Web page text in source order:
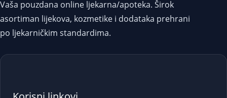
Vaša pouzdana online ljekarna/apoteka. Širok
asortiman lijekova, kozmetike i dodataka prehrani
po ljekarničkim standardima.